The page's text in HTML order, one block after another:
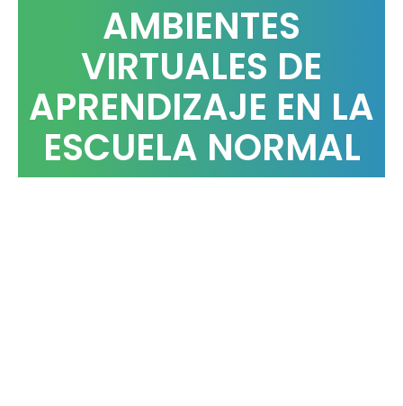
AMBIENTES
VIRTUALES DE
APRENDIZAJE EN LA
ESCUELA NORMAL